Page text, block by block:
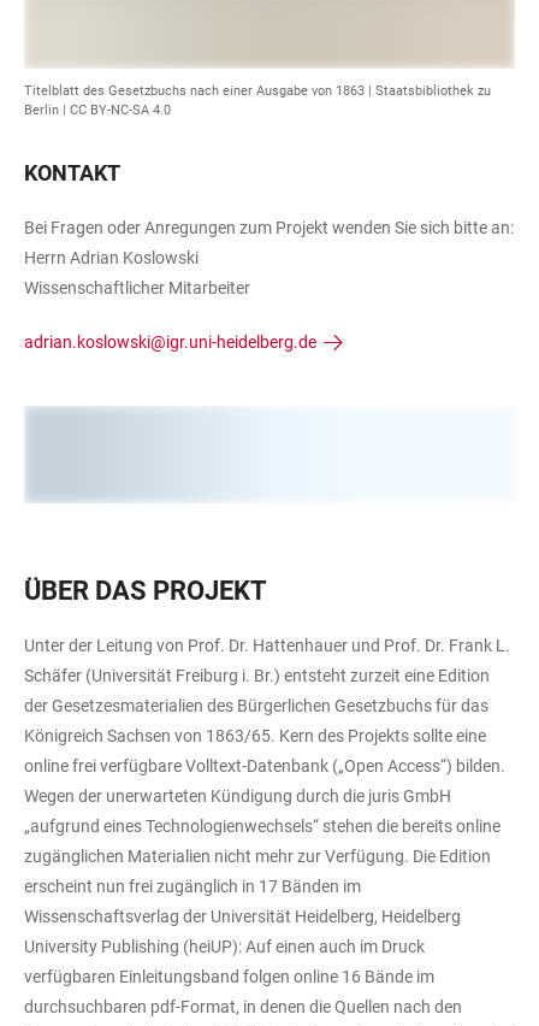
Titelblatt des Gesetzbuchs nach einer Ausgabe von 1863 | Staatsbibliothek zu
Berlin | CC BY-NC-SA 4.0
KONTAKT
Bei Fragen oder Anregungen zum Projekt wenden Sie sich bitte an:
Herrn Adrian Koslowski
Wissenschaftlicher Mitarbeiter
adrian.koslowski@igr.uni-heidelberg.de
ÜBER DAS PROJEKT
Unter der Leitung von Prof. Dr. Hattenhauer und Prof. Dr. Frank L.
Schäfer (Universität Freiburg i. Br.) entsteht zurzeit eine Edition
der Gesetzesmaterialien des Bürgerlichen Gesetzbuchs für das
Königreich Sachsen von 1863/65. Kern des Projekts sollte eine
online frei verfügbare Volltext-Datenbank („Open Access“) bilden.
Wegen der unerwarteten Kündigung durch die juris GmbH
„aufgrund eines Technologienwechsels“ stehen die bereits online
zugänglichen Materialien nicht mehr zur Verfügung. Die Edition
erscheint nun frei zugänglich in 17 Bänden im
Wissenschaftsverlag der Universität Heidelberg, Heidelberg
University Publishing (heiUP): Auf einen auch im Druck
verfügbaren Einleitungsband folgen online 16 Bände im
durchsuchbaren pdf-Format, in denen die Quellen nach den